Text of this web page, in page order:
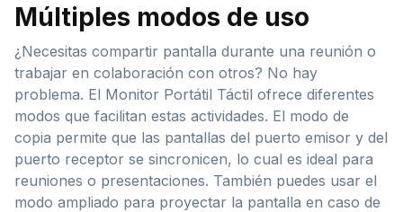
Múltiples modos de uso
¿Necesitas compartir pantalla durante una reunión o
trabajar en colaboración con otros? No hay
problema. El Monitor Portátil Táctil ofrece diferentes
modos que facilitan estas actividades. El modo de
copia permite que las pantallas del puerto emisor y del
puerto receptor se sincronicen, lo cual es ideal para
reuniones o presentaciones. También puedes usar el
modo ampliado para proyectar la pantalla en caso de